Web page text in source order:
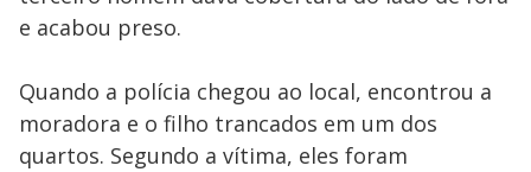
e acabou preso.
Quando a polícia chegou ao local, encontrou a
moradora e o filho trancados em um dos
quartos. Segundo a vítima, eles foram